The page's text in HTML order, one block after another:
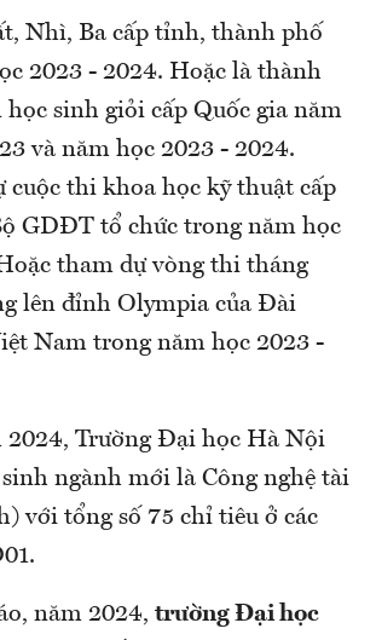
Nhì, Ba cấp tỉnh, thành phố
2023 - 2024. Hoặc là thành
học sinh giỏi cấp Quốc gia năm
và năm học 2023 - 2024.
cuộc thi khoa học kỹ thuật cấp
GDĐT tổ chức trong năm học
tham dự vòng thi tháng
lên đỉnh Olympia của Đài
Nam trong năm học 2023 -
2024, Trường Đại học Hà Nội
ngành mới là Công nghệ tài
với tổng số 75 chỉ tiêu ở các
năm 2024, trường Đại học